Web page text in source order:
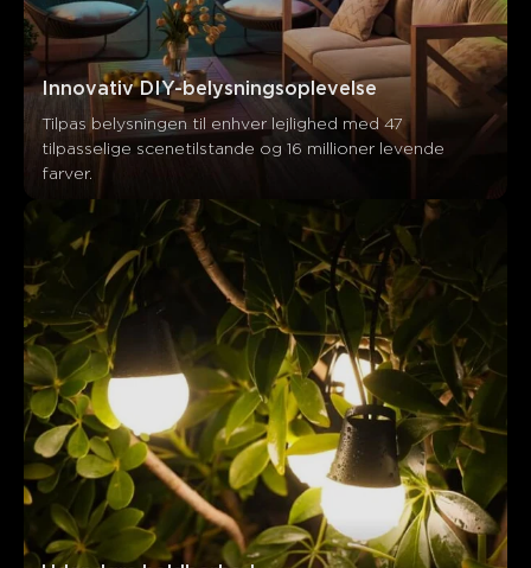
Innovativ DIY-belysningsoplevelse
Tilpas belysningen til enhver lejlighed med 47
tilpasselige scenetilstande og 16 millioner levende
farver.
Kunder nævnerPositivNegativ
Sammendrag：
AI-genereret fra teksten af kundeanmeldelser